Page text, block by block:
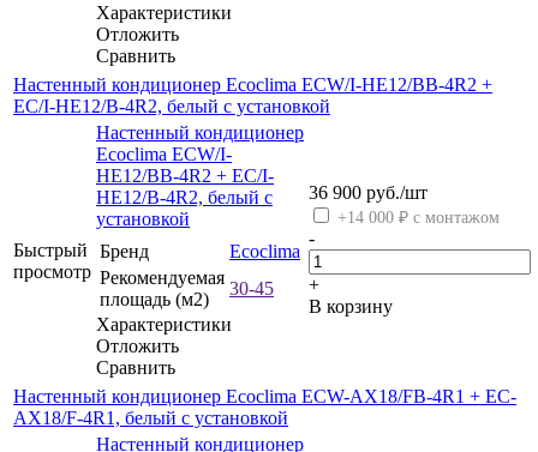
Характеристики
Отложить
Сравнить
Настенный кондиционер Ecoclima ECW/I-HE12/BB-4R2 +
EC/I-HE12/B-4R2, белый с установкой
Быстрый
просмотр
Настенный кондиционер
Ecoclima ECW/I-
HE12/BB-4R2 + EC/I-
HE12/B-4R2, белый с
установкой
Бренд
Ecoclima
Рекомендуемая
площадь (м2)
30-45
Характеристики
Отложить
Сравнить
36 900 руб./шт
+14 000 ₽ с монтажом
-
+
В корзину
Настенный кондиционер Ecoclima ECW-AX18/FB-4R1 + EC-
AX18/F-4R1, белый с установкой
Настенный кондиционер